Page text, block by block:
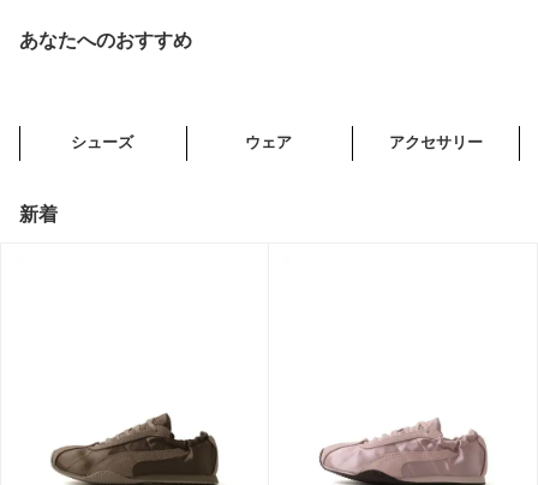
あなたへのおすすめ
シューズ ウェア アクセサリー
新着